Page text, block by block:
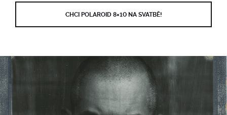
CHCI POLAROID 8×10 NA SVATBĚ!